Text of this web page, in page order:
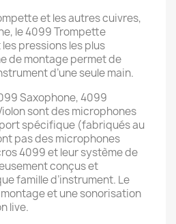
et les autres cuivres,
le 4099 Trompette
pressions les plus
de montage permet de
d’une seule main.
Saxophone, 4099
sont des microphones
spécifique (fabriqués au
pas des microphones
4099 et leur système de
conçus et
famille d’instrument. Le
et une sonorisation
live.